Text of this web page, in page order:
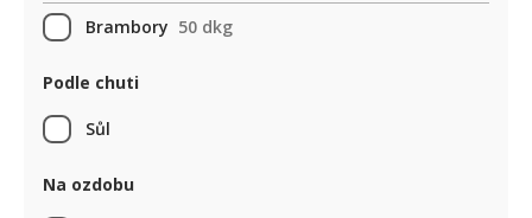
Brambory 50 dkg
Podle chuti
Sůl
Na ozdobu